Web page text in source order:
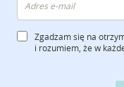
Zgadzam się na
i rozumiem, że w